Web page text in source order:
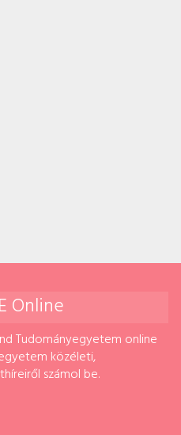
Online
Tudományegyetem online
közéleti,
számol be.